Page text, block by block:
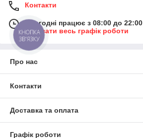
Контакти
Сьогодні працює з 08:00 до 22:00
Показати весь графік роботи
Про нас
Контакти
Доставка та оплата
Графік роботи
КНОПКА
ЗВ'ЯЗКУ